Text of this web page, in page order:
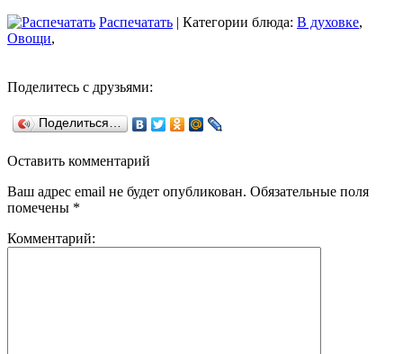
Распечатать | Категории блюда: В духовке,
Овощи,
Поделитесь с друзьями:
Поделиться…
Оставить комментарий
Ваш адрес email не будет опубликован. Обязательные поля
помечены *
Комментарий: